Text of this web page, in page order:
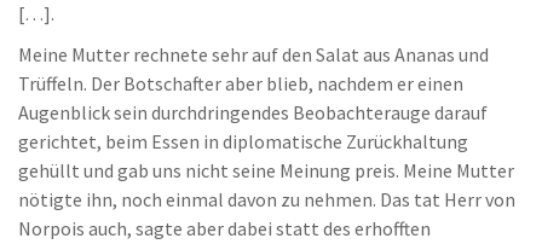
[…].
Meine Mutter rechnete sehr auf den Salat aus Ananas und
Trüffeln. Der Botschafter aber blieb, nachdem er einen
Augenblick sein durchdringendes Beobachterauge darauf
gerichtet, beim Essen in diplomatische Zurückhaltung
gehüllt und gab uns nicht seine Meinung preis. Meine Mutter
nötigte ihn, noch einmal davon zu nehmen. Das tat Herr von
Norpois auch, sagte aber dabei statt des erhofften